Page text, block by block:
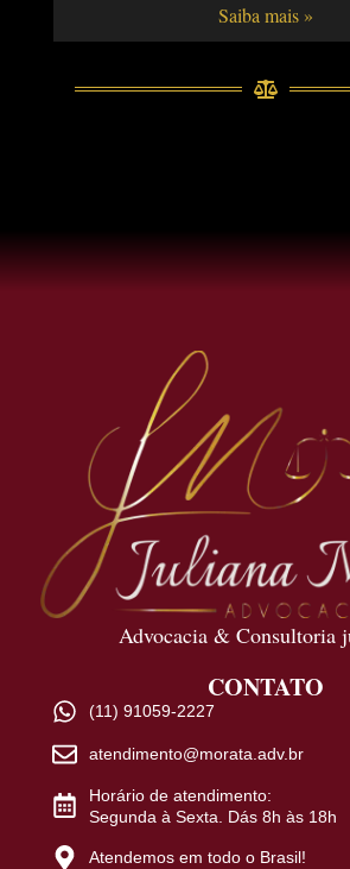
Saiba mais »
Advocacia & Consultoria
CONTATO
(11) 91059-2227
atendimento@morata.adv.br
Horário de atendimento:
Segunda à Sexta. Dás 8h às 18h
Atendemos em todo o Brasil!